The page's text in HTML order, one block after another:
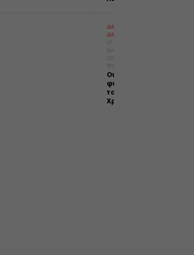
ΔΙΑΛΟΓΟΣ
ΔΙΑΦΟΡΑ
07
Αυγούστου
2026
19:10
Οι
φύσεις
του
Χριστού